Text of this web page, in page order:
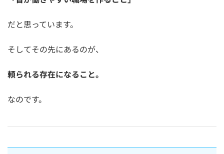
だと思っています。
そしてその先にあるのが、
頼られる存在になること。
なのです。